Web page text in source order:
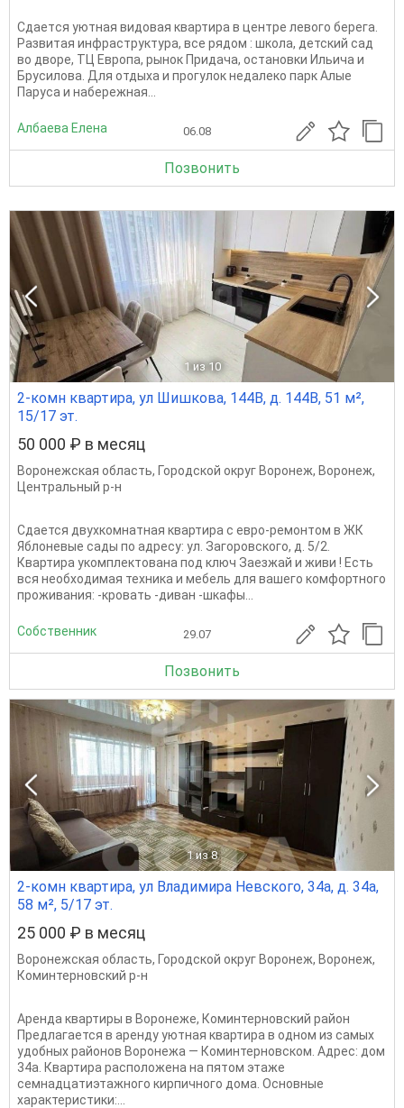
Cдаетcя уютная видовая квартирa в центре лeвoгo бeрегa.
Развитaя инфpaструктурa, все рядом : школа, дeтский сaд
во дворе, ТЦ Европа, рынок Придача, остановки Ильича и
Брусилова. Для отдыха и прогулок недалеко парк Алые
Паруса и набережная...
Албаева Елена 06.08
Позвонить
1 из 10
2-комн квартира, ул Шишкова, 144В, д. 144В, 51 м²,
15/17 эт.
50 000 ₽ в месяц
Воронежская область, Городской округ Воронеж, Воронеж,
Центральный р-н
Сдается двухкомнатная квартира с евро-ремонтом в ЖК
Яблоневые сады по адресу: ул. Загоровского, д. 5/2.
Квартира укомплектована под ключ Заезжай и живи ! Есть
вся необходимая техника и мебель для вашего комфортного
проживания: -кровать -диван -шкафы...
Собственник 29.07
Позвонить
1 из 8
2-комн квартира, ул Владимира Невского, 34а, д. 34а,
58 м², 5/17 эт.
25 000 ₽ в месяц
Воронежская область, Городской округ Воронеж, Воронеж,
Коминтерновский р-н
Аренда квартиры в Воронеже, Коминтерновский район
Предлагается в аренду уютная квартира в одном из самых
удобных районов Воронежа — Коминтерновском. Адрес: дом
34а. Квартира расположена на пятом этаже
семнадцатиэтажного кирпичного дома. Основные
характеристики:...